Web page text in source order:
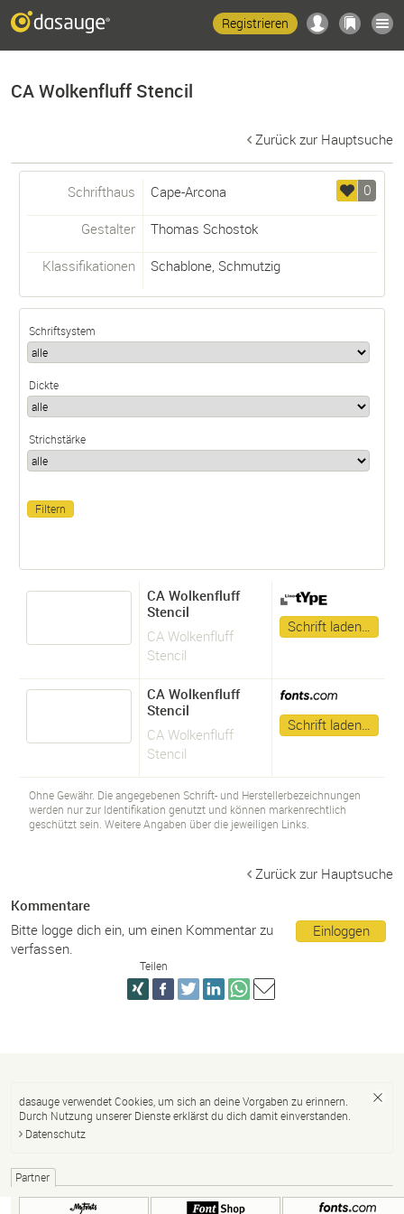
Registrieren
CA Wolkenfluff Stencil
Zurück zur Hauptsuche
0
Schrifthaus Cape-Arcona
Gestalter Thomas Schostok
Klassifikationen Schablone, Schmutzig
Schriftsystem
Dickte
Strichstärke
CA Wolkenfluff
Stencil
CA Wolkenfluff
Stencil
Schrift laden…
CA Wolkenfluff
Stencil
CA Wolkenfluff
Stencil
Schrift laden…
Ohne Gewähr. Die angegebenen Schrift- und Herstellerbezeichnungen
werden nur zur Identifikation genutzt und können markenrechtlich
geschützt sein. Weitere Angaben über die jeweiligen Links.
Zurück zur Hauptsuche
Kommentare
Einloggen
Bitte logge dich ein, um einen Kommentar zu
verfassen.
Teilen
dasauge verwendet Cookies, um sich an deine Vorgaben zu erinnern.
Durch Nutzung unserer Dienste erklärst du dich damit einverstanden.
Datenschutz
Partner